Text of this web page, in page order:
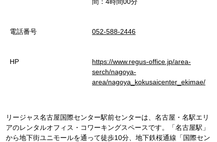
電話番号 052-588-2446
HP
https://www.regus-office.jp/area-
serch/nagoya-
area/nagoya_kokusaicenter_ekimae/
リージャス名古屋国際センター駅前センターは、名古屋・名駅エリ
アのレンタルオフィス・コワーキングスペースです。「名古屋駅」
から地下街ユニモールを通って徒歩10分、地下鉄桜通線「国際セン